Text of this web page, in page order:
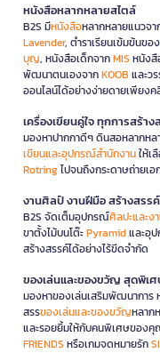
หนังสือหลากหลายสไตล์
B2S มีหนังสือหลากหลายแนวจ
Lavender, ตำราเรียนเข้มข้นของ
บุญ, หนังสือเด็กจากMIS หนังสื
พัฒนาตนเองจากKOOB และว
ออนไลน์ได้อย่างง่ายดายเพียงค
เครื่องเขียนคู่ใจ ทุกการสร้าง
มองหาปากกาดีๆ ดินสอหลากห
เขียนและอุปกรณ์สำนักงานให้เ
Rotringไปจนถึงกระดาษถ่ายเอ
งานศิลป์ งานฝีมือ สร้างสรร
B2S จัดเต็มอุปกรณ์ศิลปะและง
ขาตั้งไม้บนโต๊ะPyramidและอุ
สร้างสรรค์ได้อย่างไร้ขีดจำกัด
ของเล่นและของขวัญ สุดพิเ
มองหาของเล่นเสริมพัฒนาการ
สรรของเล่นและของขวัญหลาก
และรอยยิ้มให้กับคนพิเศษของคุ
FRIENDS หรือเกมจดหมายรัก